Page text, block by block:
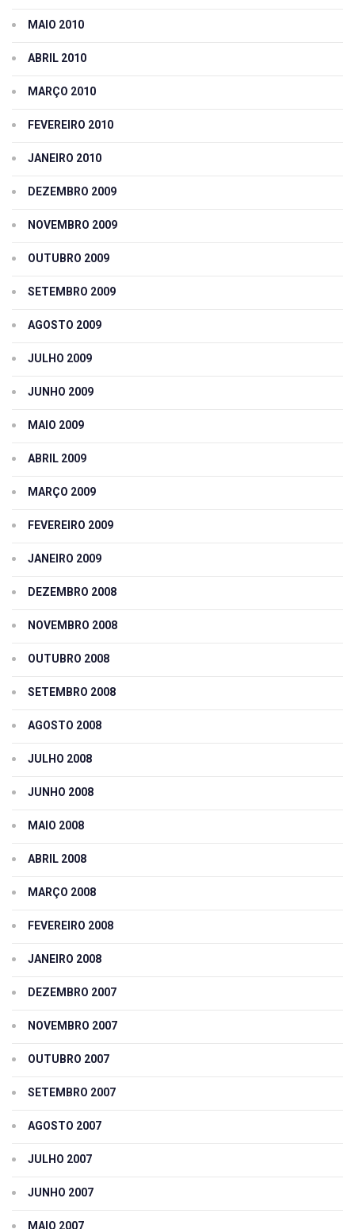
MAIO 2010
ABRIL 2010
MARÇO 2010
FEVEREIRO 2010
JANEIRO 2010
DEZEMBRO 2009
NOVEMBRO 2009
OUTUBRO 2009
SETEMBRO 2009
AGOSTO 2009
JULHO 2009
JUNHO 2009
MAIO 2009
ABRIL 2009
MARÇO 2009
FEVEREIRO 2009
JANEIRO 2009
DEZEMBRO 2008
NOVEMBRO 2008
OUTUBRO 2008
SETEMBRO 2008
AGOSTO 2008
JULHO 2008
JUNHO 2008
MAIO 2008
ABRIL 2008
MARÇO 2008
FEVEREIRO 2008
JANEIRO 2008
DEZEMBRO 2007
NOVEMBRO 2007
OUTUBRO 2007
SETEMBRO 2007
AGOSTO 2007
JULHO 2007
JUNHO 2007
MAIO 2007